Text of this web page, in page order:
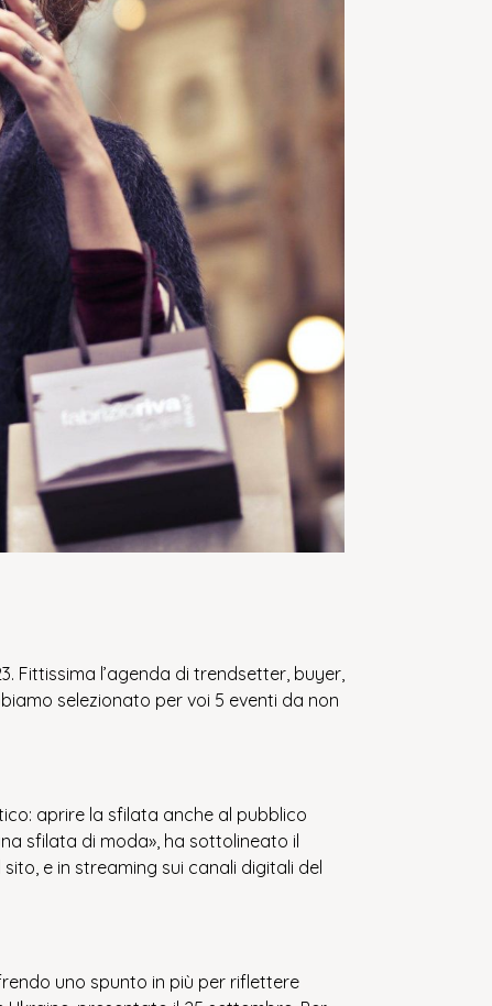
Fittissima l’agenda di trendsetter, buyer,
selezionato per voi 5 eventi da non
aprire la sfilata anche al pubblico
sfilata di moda», ha sottolineato il
e in streaming sui canali digitali del
uno spunto in più per riflettere